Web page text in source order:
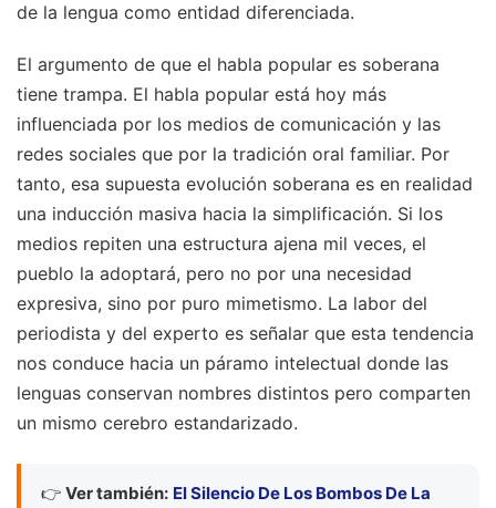
de la lengua como entidad diferenciada.
El argumento de que el habla popular es soberana
tiene trampa. El habla popular está hoy más
influenciada por los medios de comunicación y las
redes sociales que por la tradición oral familiar. Por
tanto, esa supuesta evolución soberana es en realidad
una inducción masiva hacia la simplificación. Si los
medios repiten una estructura ajena mil veces, el
pueblo la adoptará, pero no por una necesidad
expresiva, sino por puro mimetismo. La labor del
periodista y del experto es señalar que esta tendencia
nos conduce hacia un páramo intelectual donde las
lenguas conservan nombres distintos pero comparten
un mismo cerebro estandarizado.
👉 Ver también: El Silencio De Los Bombos De La